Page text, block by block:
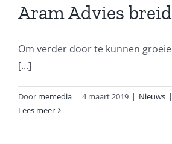
Aram Advies
Om verder door te kunnen
[...]
Door memedia | 4 maart 2019 | Nieuws |
Lees meer